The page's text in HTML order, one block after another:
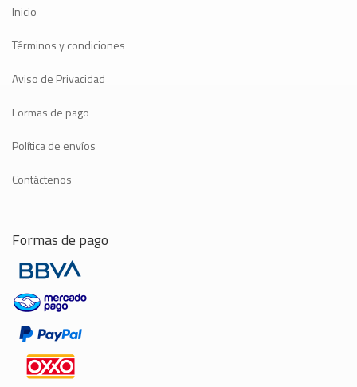
Inicio
Términos y condiciones
Aviso de Privacidad
Formas de pago
Política de envíos
Contáctenos
Formas de pago